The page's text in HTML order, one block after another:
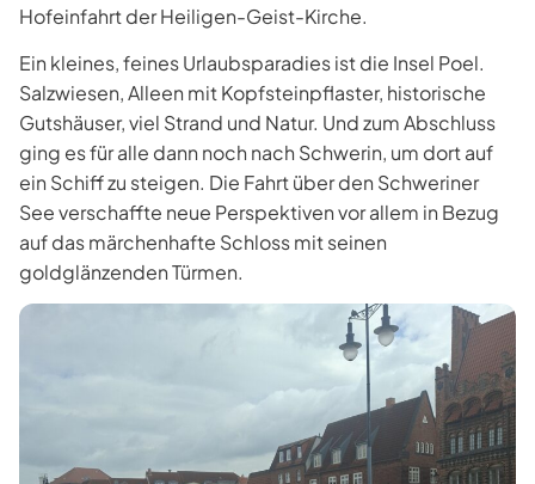
Hofeinfahrt der Heiligen-Geist-Kirche.
Ein kleines, feines Urlaubsparadies ist die Insel Poel.
Salzwiesen, Alleen mit Kopfsteinpflaster, historische
Gutshäuser, viel Strand und Natur. Und zum Abschluss
ging es für alle dann noch nach Schwerin, um dort auf
ein Schiff zu steigen. Die Fahrt über den Schweriner
See verschaffte neue Perspektiven vor allem in Bezug
auf das märchenhafte Schloss mit seinen
goldglänzenden Türmen.